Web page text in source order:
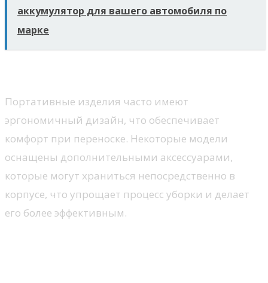
аккумулятор для вашего автомобиля по
марке
Портативные изделия часто имеют
эргономичный дизайн, что обеспечивает
комфорт при переноске. Некоторые модели
оснащены дополнительными аксессуарами,
которые могут храниться непосредственно в
корпусе, что упрощает процесс уборки и делает
его более эффективным.